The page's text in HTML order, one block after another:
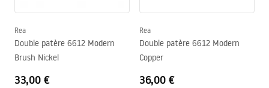
Rea
Double patère 6612 Modern
Brush Nickel
33,00 €
Rea
Double patère 6612 Modern
Copper
36,00 €